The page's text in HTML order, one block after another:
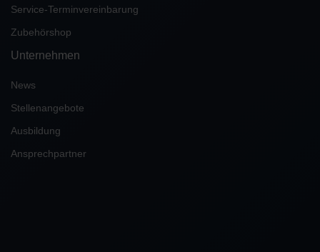
Service-Terminvereinbarung
Zubehörshop
Unternehmen
News
Stellenangebote
Ausbildung
Ansprechpartner